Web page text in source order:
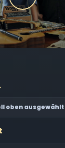
oben ausgewählt